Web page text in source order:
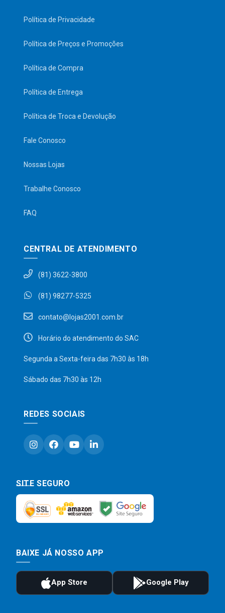
Política de Privacidade
Política de Preços e Promoções
Política de Compra
Política de Entrega
Política de Troca e Devolução
Fale Conosco
Nossas Lojas
Trabalhe Conosco
FAQ
CENTRAL DE ATENDIMENTO
(81) 3622-3800
(81) 98277-5325
contato@lojas2001.com.br
Horário do atendimento do SAC
Segunda a Sexta-feira das 7h30 às 18h
Sábado das 7h30 às 12h
REDES SOCIAIS
SITE SEGURO
BAIXE JÁ NOSSO APP